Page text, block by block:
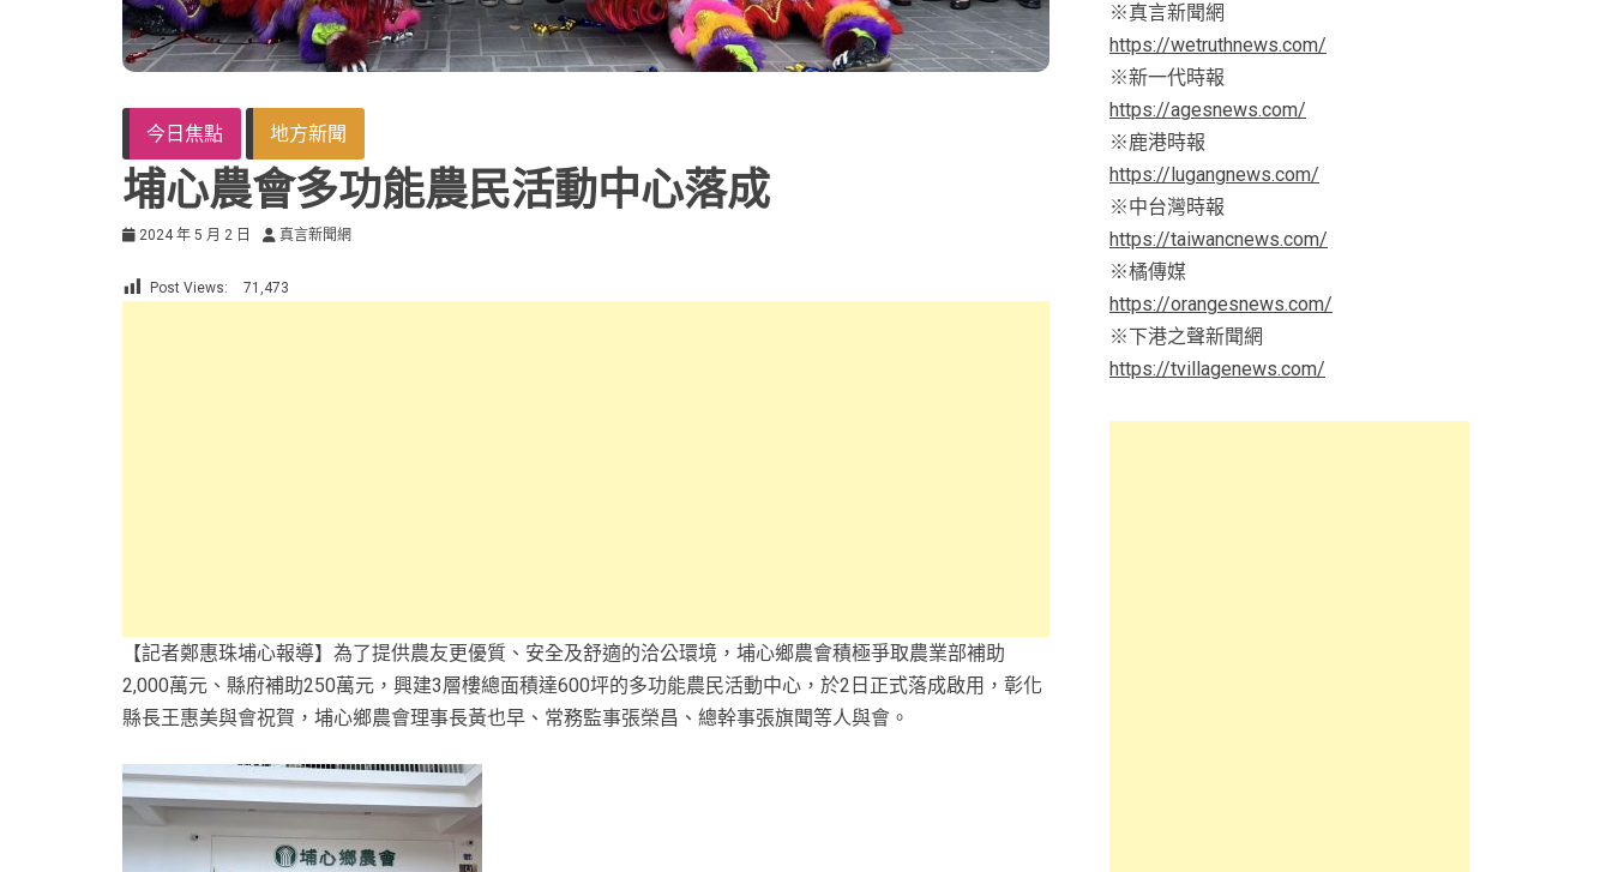
今日焦點 地方新聞
埔心農會多功能農民活動中心落成
2024 年 5 月 2 日 真言新聞網
Post Views: 71,473
【記者鄭惠珠埔心報導】為了提供農友更優質、安全及舒適的洽公環境，埔心鄉農會積極爭取農業部補助
2,000萬元、縣府補助250萬元，興建3層樓總面積達600坪的多功能農民活動中心，於2日正式落成啟用，彰化
縣長王惠美與會祝賀，埔心鄉農會理事長黃也早、常務監事張榮昌、總幹事張旗聞等人與會。
※真言新聞網
https://wetruthnews.com/
※新一代時報
https://agesnews.com/
※鹿港時報
https://lugangnews.com/
※中台灣時報
https://taiwancnews.com/
※橘傳媒
https://orangesnews.com/
※下港之聲新聞網
https://tvillagenews.com/